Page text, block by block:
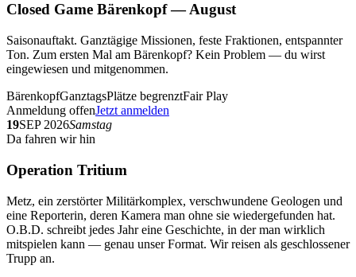
Closed Game Bärenkopf — August
Saisonauftakt. Ganztägige Missionen, feste Fraktionen, entspannter
Ton. Zum ersten Mal am Bärenkopf? Kein Problem — du wirst
eingewiesen und mitgenommen.
BärenkopfGanztagsPlätze begrenztFair Play
Anmeldung offenJetzt anmelden
19SEP 2026Samstag
Da fahren wir hin
Operation Tritium
Metz, ein zerstörter Militärkomplex, verschwundene Geologen und
eine Reporterin, deren Kamera man ohne sie wiedergefunden hat.
O.B.D. schreibt jedes Jahr eine Geschichte, in der man wirklich
mitspielen kann — genau unser Format. Wir reisen als geschlossener
Trupp an.